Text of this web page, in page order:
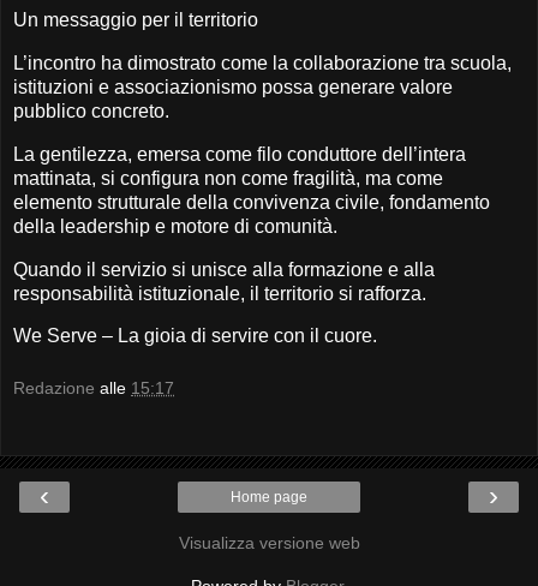
Un messaggio per il territorio
L’incontro ha dimostrato come la collaborazione tra scuola,
istituzioni e associazionismo possa generare valore
pubblico concreto.
La gentilezza, emersa come filo conduttore dell’intera
mattinata, si configura non come fragilità, ma come
elemento strutturale della convivenza civile, fondamento
della leadership e motore di comunità.
Quando il servizio si unisce alla formazione e alla
responsabilità istituzionale, il territorio si rafforza.
We Serve – La gioia di servire con il cuore.
Redazione alle 15:17
‹ ›
Home page
Visualizza versione web